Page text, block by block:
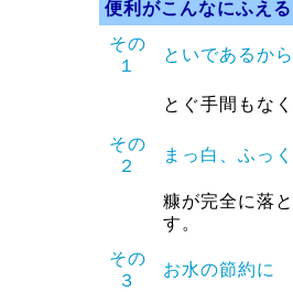
便利がこんなにふえ
その
１
といであるか
とぐ手間もな
その
２
まっ白、ふっ
糠が完全に落
す。
その
３
お水の節約に